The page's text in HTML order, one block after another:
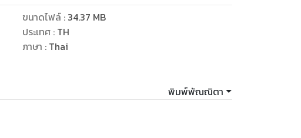
ขนาดไฟล์: 34.37 MB
ประเทศ : TH
ภาษา : Thai
พิมพ์พัณณิตา